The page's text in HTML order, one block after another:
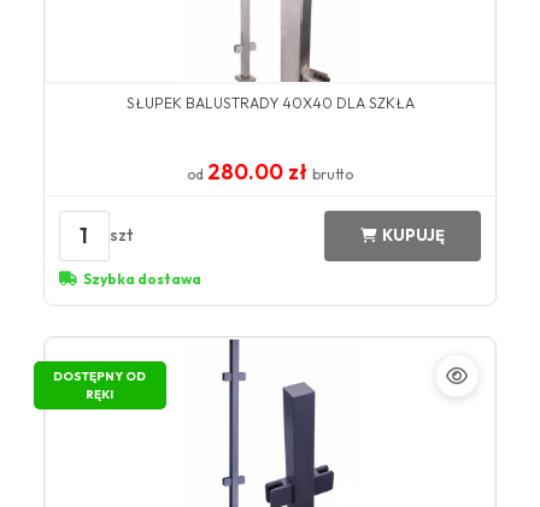
SŁUPEK BALUSTRADY 40X40 DLA SZKŁA
od 280.00 zł brutto
1 szt KUPUJĘ
Szybka dostawa
DOSTĘPNY OD
RĘKI